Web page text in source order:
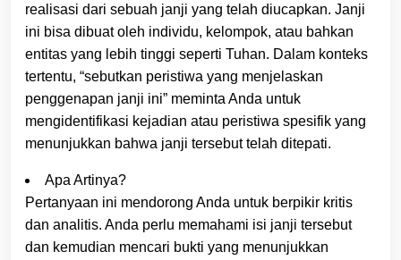
realisasi dari sebuah janji yang telah diucapkan. Janji
ini bisa dibuat oleh individu, kelompok, atau bahkan
entitas yang lebih tinggi seperti Tuhan. Dalam konteks
tertentu, “sebutkan peristiwa yang menjelaskan
penggenapan janji ini” meminta Anda untuk
mengidentifikasi kejadian atau peristiwa spesifik yang
menunjukkan bahwa janji tersebut telah ditepati.
Apa Artinya?
Pertanyaan ini mendorong Anda untuk berpikir kritis
dan analitis. Anda perlu memahami isi janji tersebut
dan kemudian mencari bukti yang menunjukkan